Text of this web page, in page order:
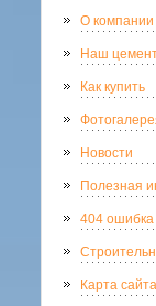
О компании
Наш
Как купить
Новости
Полезная
404 ошибка
Карта сайта